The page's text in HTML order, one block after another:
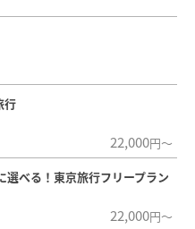
行
22,000円～
選べる！東京旅行フリープラン
22,000円～